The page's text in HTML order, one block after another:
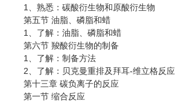
1、熟悉：碳酸衍生物和原酸衍生物
第五节 油脂、磷脂和蜡
1、了解：油脂、磷脂和蜡
第六节 羧酸衍生物的制备
1、了解：制备方法
2、了解：贝克曼重排及拜耳-维立格反应
第十三章 碳负离子的反应
第一节 缩合反应